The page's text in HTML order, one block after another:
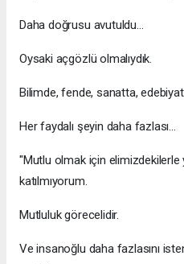
Daha doğrusu avutuldu…
Oysaki açgözlü olmalıydık.
Bilimde, fende, sanatta,
Her faydalı şeyin daha fazlası…
"Mutlu olmak için
katılmıyorum.
Mutluluk görecelidir.
Ve insanoğlu daha fazlasını